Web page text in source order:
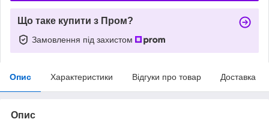
Що таке купити з Пром?
Замовлення під захистом
Опис Характеристики Відгуки про товар Доставка
Опис